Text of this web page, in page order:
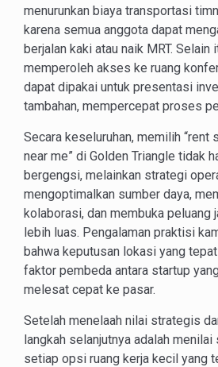
menurunkan biaya transportasi
karena semua anggota dapat
berjalan kaki atau naik MRT. Selain
memperoleh akses ke ruang
dapat dipakai untuk presentasi
tambahan, mempercepat proses
Secara keseluruhan, memilih “rent
near me” di Golden Triangle tidak
bergengsi, melainkan strategi
mengoptimalkan sumber daya,
kolaborasi, dan membuka peluang
lebih luas. Pengalaman praktisi
bahwa keputusan lokasi yang
faktor pembeda antara startup
melesat cepat ke pasar.
Setelah menelaah nilai strategis
langkah selanjutnya adalah
setiap opsi ruang kerja kecil yang